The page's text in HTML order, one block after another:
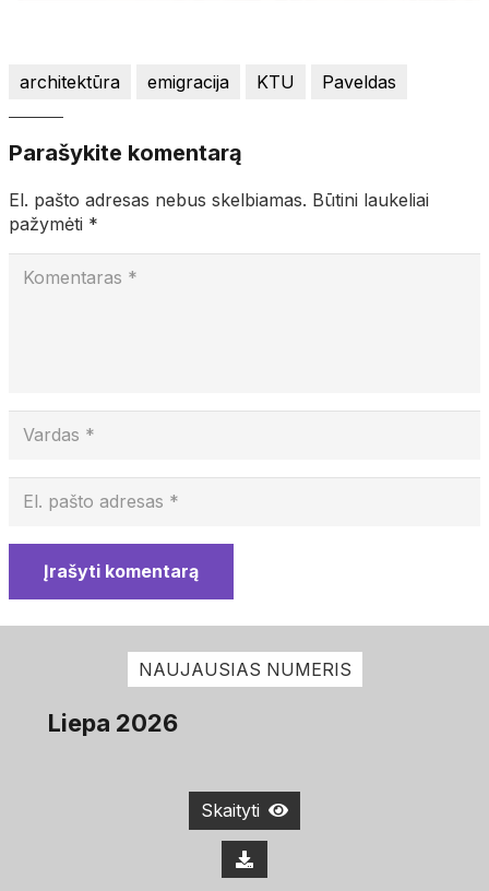
architektūra emigracija KTU Paveldas
Parašykite komentarą
El. pašto adresas nebus skelbiamas. Būtini laukeliai
pažymėti *
Įrašyti komentarą
NAUJAUSIAS NUMERIS
Liepa 2026
Skaityti